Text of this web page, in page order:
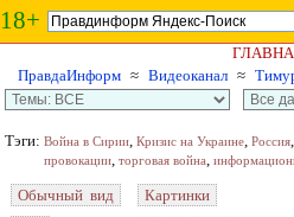
18+
ПравдаИнформ ≈ Видеоканал ≈
Тэги: Война в Сирии, Кризис на Украине, Россия,
провокации, торговая война,
Обычный вид
Картинки